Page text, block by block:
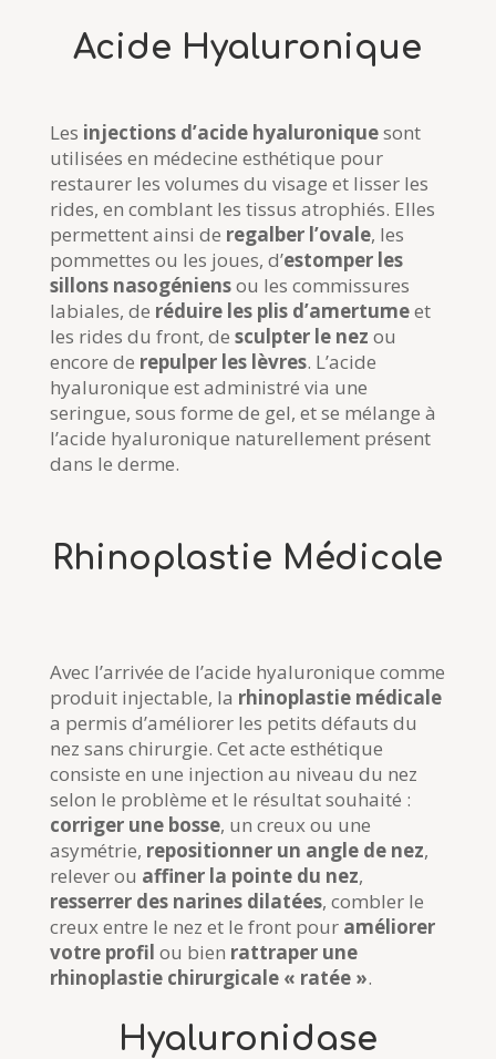
Acide Hyaluronique
Les injections d’acide hyaluroniquesont
utilisées en médecine esthétique pour
restaurer les volumes du visage et lisser les
rides, en comblant les tissus atrophiés. Elles
permettent ainsi de regalber l’ovale, les
pommettes ou les joues, d’estomper les
sillons nasogéniensou les commissures
labiales, de réduire les plis d’amertumeet
les rides du front, de sculpter le nez ou
encore de repulper les lèvres. L’acide
hyaluronique est administré via une
seringue, sous forme de gel, et se mélange à
l’acide hyaluronique naturellement présent
dans le derme.
Hyaluronidase
Rhinoplastie Médicale
Avec l’arrivée de l’acide hyaluronique comme
produit injectable, la rhinoplastie médicale
a permis d’améliorer les petits défauts du
nez sans chirurgie. Cet acte esthétique
consiste en une injection au niveau du nez
selon le problème et le résultat souhaité :
corriger une bosse, un creux ou une
asymétrie, repositionner un angle de nez,
relever ou affiner la pointe du nez,
resserrer des narines dilatées, combler le
creux entre le nez et le front pour améliorer
votre profil ou bien rattraper une
rhinoplastie chirurgicale « ratée ».